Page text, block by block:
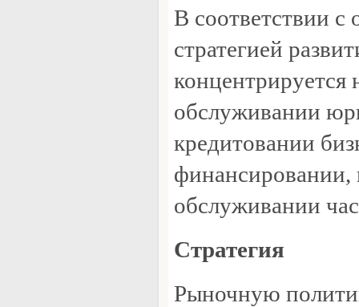
В соответствии с
стратегией
концентрируется
обслуживании
кредитовании
финансировании,
обслуживании
Стратегия
Рыночную